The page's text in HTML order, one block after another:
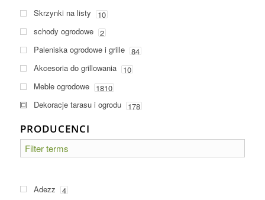
Skrzynki na listy
10
schody ogrodowe 2
Paleniska ogrodowe i grille 84
Akcesoria do grillowania 10
Meble ogrodowe 1810
Dekoracje tarasu i ogrodu 178
PRODUCENCI
Adezz 4